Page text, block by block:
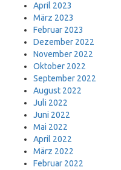
April 2023
März 2023
Februar 2023
Dezember 2022
November 2022
Oktober 2022
September 2022
August 2022
Juli 2022
Juni 2022
Mai 2022
April 2022
März 2022
Februar 2022